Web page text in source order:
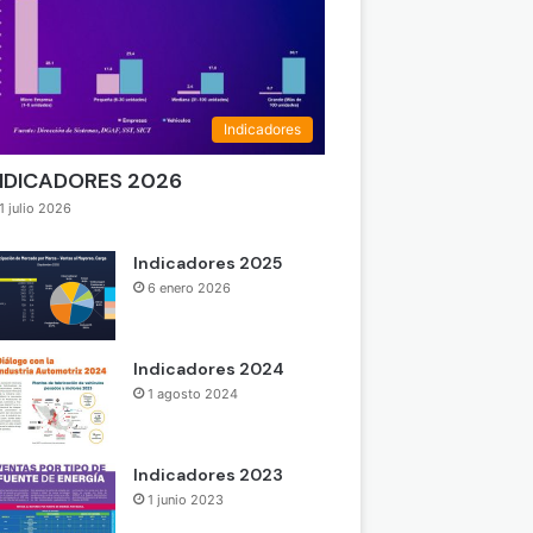
Indicadores
2026
julio 2026
Indicadores 2025
6 enero 2026
Indicadores 2024
1 agosto 2024
Indicadores 2023
1 junio 2023